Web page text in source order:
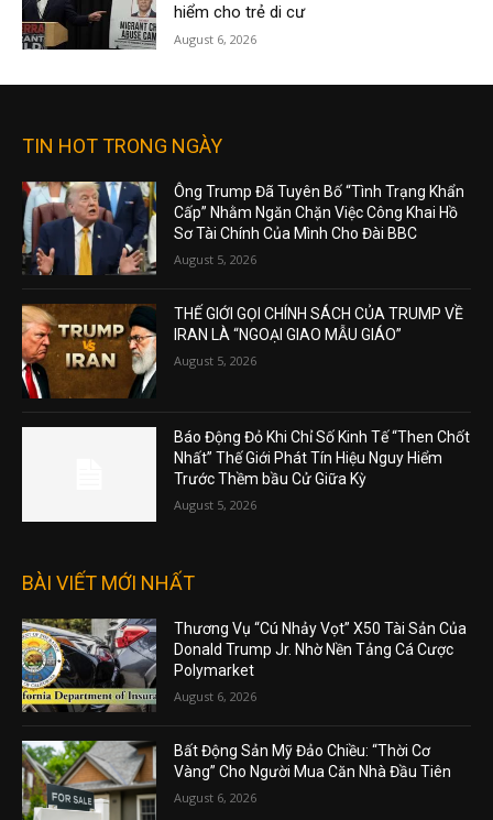
hiểm cho trẻ di cư
August 6, 2026
TIN HOT TRONG NGÀY
Ông Trump Đã Tuyên Bố “Tình Trạng Khẩn
Cấp” Nhằm Ngăn Chặn Việc Công Khai Hồ
Sơ Tài Chính Của Mình Cho Đài BBC
August 5, 2026
THẾ GIỚI GỌI CHÍNH SÁCH CỦA TRUMP VỀ
IRAN LÀ “NGOẠI GIAO MẪU GIÁO”
August 5, 2026
Báo Động Đỏ Khi Chỉ Số Kinh Tế “Then Chốt
Nhất” Thế Giới Phát Tín Hiệu Nguy Hiểm
Trước Thềm bầu Cử Giữa Kỳ
August 5, 2026
BÀI VIẾT MỚI NHẤT
Thương Vụ “Cú Nhảy Vọt” X50 Tài Sản Của
Donald Trump Jr. Nhờ Nền Tảng Cá Cược
Polymarket
August 6, 2026
Bất Động Sản Mỹ Đảo Chiều: “Thời Cơ
Vàng” Cho Người Mua Căn Nhà Đầu Tiên
August 6, 2026